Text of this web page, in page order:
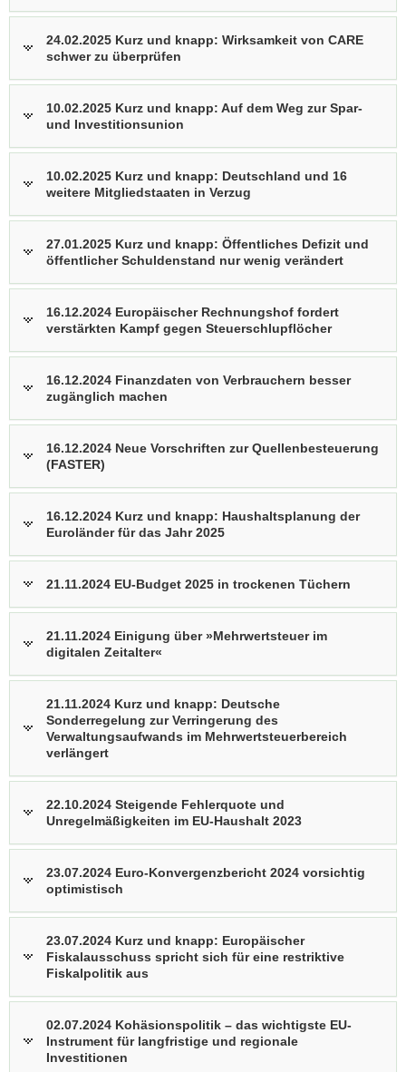
24.02.2025 Kurz und knapp: Wirksamkeit von CARE
schwer zu überprüfen
10.02.2025 Kurz und knapp: Auf dem Weg zur Spar-
und Investitionsunion
10.02.2025 Kurz und knapp: Deutschland und 16
weitere Mitgliedstaaten in Verzug
27.01.2025 Kurz und knapp: Öffentliches Defizit und
öffentlicher Schuldenstand nur wenig verändert
16.12.2024 Europäischer Rechnungshof fordert
verstärkten Kampf gegen Steuerschlupflöcher
16.12.2024 Finanzdaten von Verbrauchern besser
zugänglich machen
16.12.2024 Neue Vorschriften zur Quellenbesteuerung
(FASTER)
16.12.2024 Kurz und knapp: Haushaltsplanung der
Euroländer für das Jahr 2025
21.11.2024 EU-Budget 2025 in trockenen Tüchern
21.11.2024 Einigung über »Mehrwertsteuer im
digitalen Zeitalter«
21.11.2024 Kurz und knapp: Deutsche
Sonderregelung zur Verringerung des
Verwaltungsaufwands im Mehrwertsteuerbereich
verlängert
22.10.2024 Steigende Fehlerquote und
Unregelmäßigkeiten im EU-Haushalt 2023
23.07.2024 Euro-Konvergenzbericht 2024 vorsichtig
optimistisch
23.07.2024 Kurz und knapp: Europäischer
Fiskalausschuss spricht sich für eine restriktive
Fiskalpolitik aus
02.07.2024 Kohäsionspolitik – das wichtigste EU-
Instrument für langfristige und regionale
Investitionen